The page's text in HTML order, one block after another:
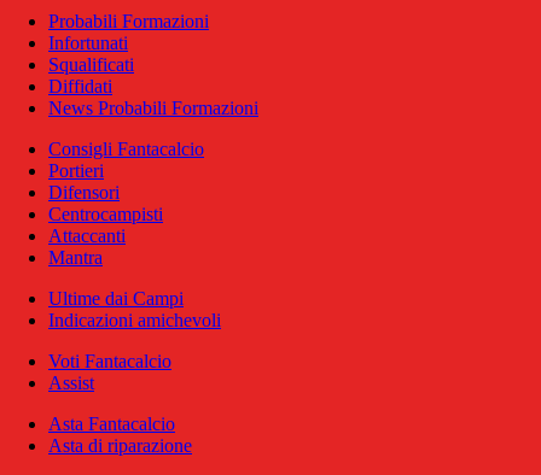
Probabili Formazioni
Infortunati
Squalificati
Diffidati
News Probabili Formazioni
Consigli Fantacalcio
Portieri
Difensori
Centrocampisti
Attaccanti
Mantra
Ultime dai Campi
Indicazioni amichevoli
Voti Fantacalcio
Assist
Asta Fantacalcio
Asta di riparazione